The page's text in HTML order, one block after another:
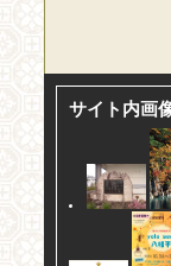
サイト内画